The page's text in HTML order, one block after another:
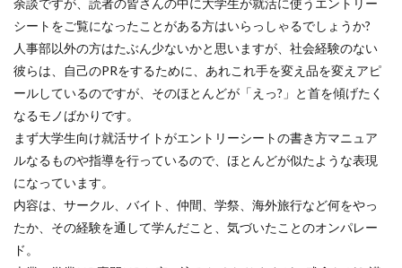
余談ですが、読者の皆さんの中に大学生が就活に使うエントリー
シートをご覧になったことがある方はいらっしゃるでしょうか?
人事部以外の方はたぶん少ないかと思いますが、社会経験のない
彼らは、自己のPRをするために、あれこれ手を変え品を変えアピ
ールしているのですが、そのほとんどが「えっ?」と首を傾げたく
なるモノばかりです。
まず大学生向け就活サイトがエントリーシートの書き方マニュア
ルなるものや指導を行っているので、ほとんどが似たような表現
になっています。
内容は、サークル、バイト、仲間、学祭、海外旅行など何をやっ
たか、その経験を通して学んだこと、気づいたことのオンパレー
ド。